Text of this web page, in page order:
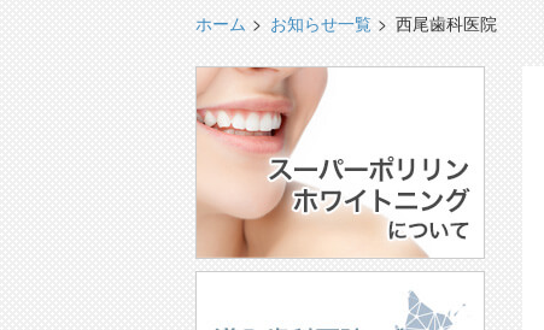
ホーム お知らせ一覧 西尾歯科医院